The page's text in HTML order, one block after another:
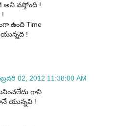
అని వస్తోంది !
ఉంది Time
!
02, 2012 11:38:00 AM
గాని
యున్నవి !